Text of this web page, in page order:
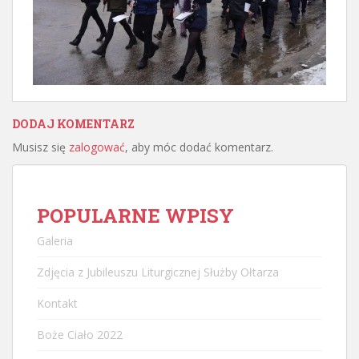
DODAJ KOMENTARZ
Musisz się zalogować, aby móc dodać komentarz.
POPULARNE WPISY
Galeria
Zdjęcia z Jubileuszu Liturgicznej Służby Ołtarza
Kontakt
Boże Ciało 2022